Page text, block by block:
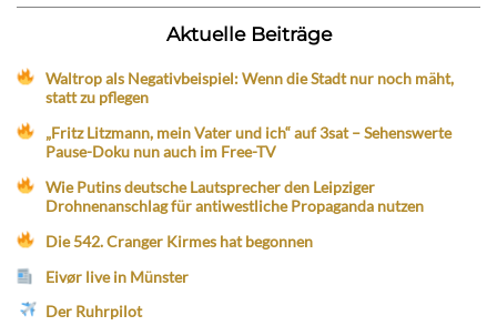
Aktuelle Beiträge
Waltrop als Negativbeispiel: Wenn die Stadt nur noch mäht,
statt zu pflegen
„Fritz Litzmann, mein Vater und ich“ auf 3sat – Sehenswerte
Pause-Doku nun auch im Free-TV
Wie Putins deutsche Lautsprecher den Leipziger
Drohnenanschlag für antiwestliche Propaganda nutzen
Die 542. Cranger Kirmes hat begonnen
Eivør live in Münster
Der Ruhrpilot